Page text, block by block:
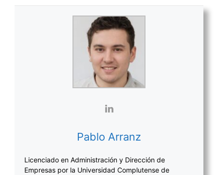
Pablo Arranz
Licenciado en Administración y Dirección de
Empresas por la Universidad Complutense de